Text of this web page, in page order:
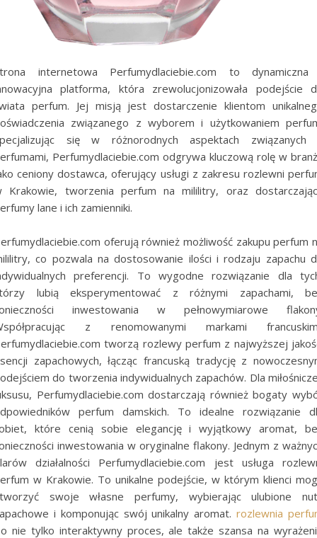
internetowa Perfumydlaciebie.com to
platforma, która zrewolucjonizowała podejście
perfum. Jej misją jest dostarczenie klientom
związanego z wyborem i użytkowaniem
się w różnorodnych aspektach związanych
Perfumydlaciebie.com odgrywa kluczową rolę w
ceniony dostawca, oferujący usługi z zakresu rozlewni
Krakowie, tworzenia perfum na mililitry, oraz
lane i ich zamienniki.
oferują również możliwość zakupu perfum
co pozwala na dostosowanie ilości i rodzaju zapachu
preferencji. To wygodne rozwiązanie dla
lubią eksperymentować z różnymi zapachami,
inwestowania w pełnowymiarowe
z renomowanymi markami
tworzą rozlewy perfum z najwyższej
zapachowych, łącząc francuską tradycję z
do tworzenia indywidualnych zapachów. Dla
Perfumydlaciebie.com dostarczają również bogaty
perfum damskich. To idealne rozwiązanie
które cenią sobie elegancję i wyjątkowy aromat,
inwestowania w oryginalne flakony. Jednym z
działalności Perfumydlaciebie.com jest usługa
w Krakowie. To unikalne podejście, w którym klienci
swoje własne perfumy, wybierając ulubione
i komponując swój unikalny aromat.rozlewnia
nie tylko interaktywny proces, ale także szansa na